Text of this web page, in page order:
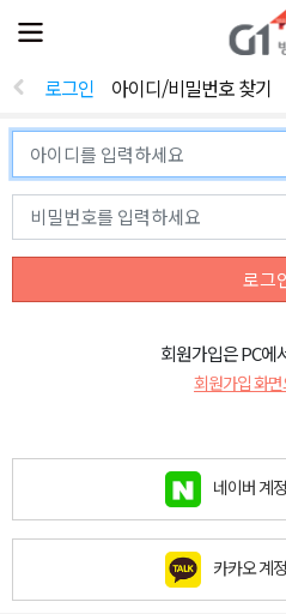
전
체
뉴
열
로그인 아이디/비밀번호 찾기
로그
회원가입은 PC에
회원가입 화
네이버 계
카카오 계